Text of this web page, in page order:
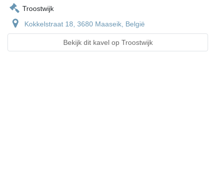
Troostwijk
Kokkelstraat 18, 3680 Maaseik, België
Bekijk dit kavel op Troostwijk